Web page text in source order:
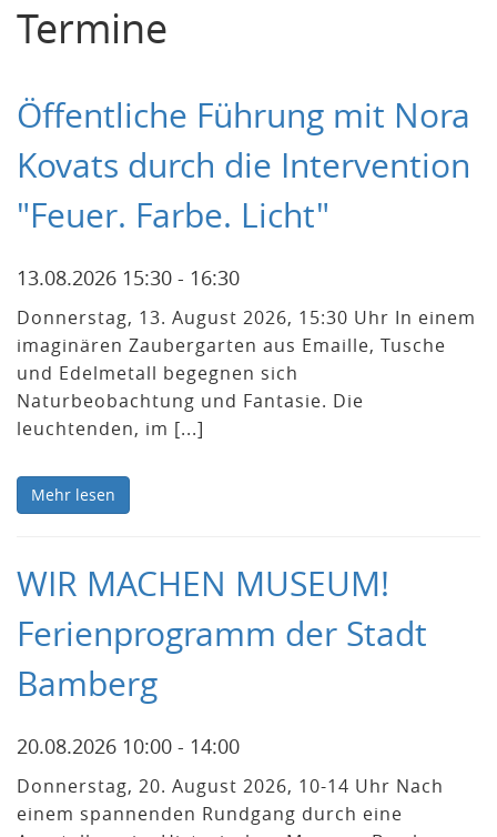
Termine
Öffentliche Führung mit Nora
Kovats durch die Intervention
"Feuer. Farbe. Licht"
13.08.2026 15:30 - 16:30
Donnerstag, 13. August 2026, 15:30 Uhr In einem
imaginären Zaubergarten aus Emaille, Tusche
und Edelmetall begegnen sich
Naturbeobachtung und Fantasie. Die
leuchtenden, im [...]
Mehr lesen
WIR MACHEN MUSEUM!
Ferienprogramm der Stadt
Bamberg
20.08.2026 10:00 - 14:00
Donnerstag, 20. August 2026, 10-14 Uhr Nach
einem spannenden Rundgang durch eine